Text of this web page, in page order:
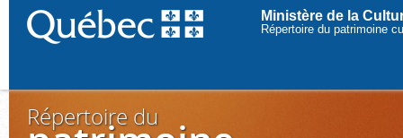
Ministère de la
Répertoire du patrimoine
Répertoire du